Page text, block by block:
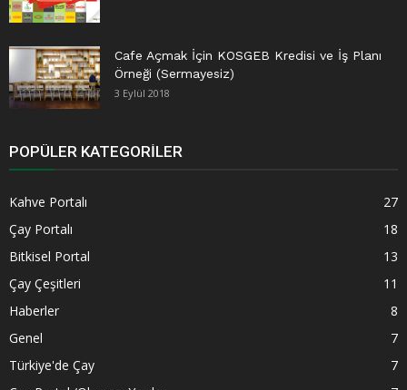
Cafe Açmak İçin KOSGEB Kredisi ve İş Planı
Örneği (Sermayesiz)
3 Eylül 2018
POPÜLER KATEGORILER
Kahve Portalı
27
Çay Portalı
18
Bitkisel Portal
13
Çay Çeşitleri
11
Haberler
8
Genel
7
Türkiye'de Çay
7